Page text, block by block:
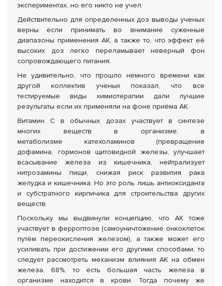
экспериментах, но его никто не учел.
Действительно для определенных доз выводы ученых
верны если принимать во внимание суженные
диапазоны применения АК, а также то, что эффект её
высоких доз легко переламывает неверный фон
сопровождающего питания.
Не удивительно, что прошло немного времени как
другой коллектив ученых показал, что все
тестируемые виды химиотерапии дали лучшие
результаты если их применяли на фоне приёма АК.
Витамин С в обычных дозах участвует в синтезе
многих веществ в организме, в
метаболизме катехоламинов (превращение
дофамина, гормонов щитовидной железы, улучшает
всасывание железа из кишечника, нейтрализует
нитрозамины пищи, снижая риск развития рака
желудка и кишечника. Но это роль лишь антиоксиданта
и субстратного кирпичика для строительства других
веществ.
Поскольку мы выдвинули концепцию, что АК тоже
участвует в ферроптозе (самоуничтожение онкоклеток
путём переокисления железом), а также может его
усиливать при достижении его другими способами, то
следует рассмотреть механизм влияния АК на обмен
железа. 68%, то есть большая часть железа в
организме находится в крови. Тогда почему же